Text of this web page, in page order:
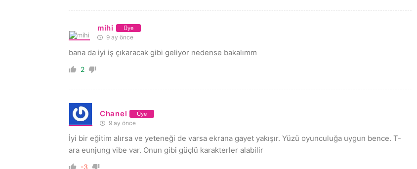
mihi Üye
9 ay önce
bana da iyi iş çıkaracak gibi geliyor nedense bakalımm
2
Chanel Üye
9 ay önce
İyi bir eğitim alırsa ve yeteneği de varsa ekrana gayet yakışır. Yüzü oyunculuğa uygun bence. T-
ara eunjung vibe var. Onun gibi güçlü karakterler alabilir
-3